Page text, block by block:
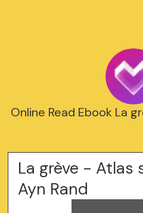
Online Read Ebook La
La grève - Atlas
Ayn Rand